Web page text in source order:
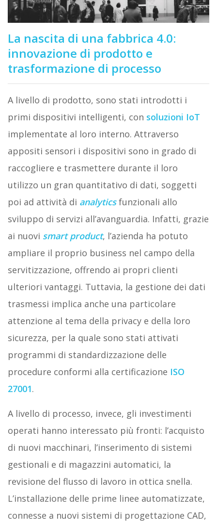
La nascita di una fabbrica 4.0:
innovazione di prodotto e
trasformazione di processo
A livello di prodotto, sono stati introdotti i
primi dispositivi intelligenti, con soluzioni IoT
implementate al loro interno. Attraverso
appositi sensori i dispositivi sono in grado di
raccogliere e trasmettere durante il loro
utilizzo un gran quantitativo di dati, soggetti
poi ad attività di analyticsfunzionali allo
sviluppo di servizi all’avanguardia. Infatti, grazie
ai nuovi smart product, l’azienda ha potuto
ampliare il proprio business nel campo della
servitizzazione, offrendo ai propri clienti
ulteriori vantaggi. Tuttavia, la gestione dei dati
trasmessi implica anche una particolare
attenzione al tema della privacy e della loro
sicurezza, per la quale sono stati attivati
programmi di standardizzazione delle
procedure conformi alla certificazione ISO
27001.
A livello di processo, invece, gli investimenti
operati hanno interessato più fronti: l’acquisto
di nuovi macchinari, l’inserimento di sistemi
gestionali e di magazzini automatici, la
revisione del flusso di lavoro in ottica snella.
L’installazione delle prime linee automatizzate,
connesse a nuovi sistemi di progettazione CAD,